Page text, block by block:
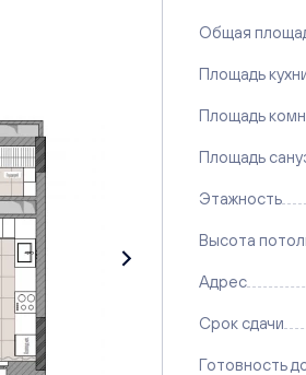
Общая
Площадь
Площадь
Площадь
Этажность
Высота
Адрес
Срок сдачи
Готовность